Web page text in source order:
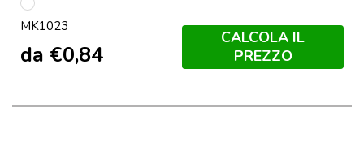
S/C
MK1023
da €0,84
CALCOLA IL
PREZZO